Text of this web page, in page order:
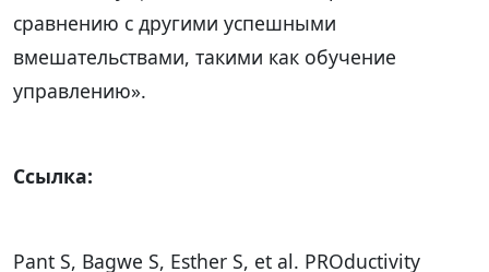
сравнению с другими успешными
вмешательствами, такими как обучение
управлению».
Ссылка:
Pant S, Bagwe S, Esther S, et al. PROductivity